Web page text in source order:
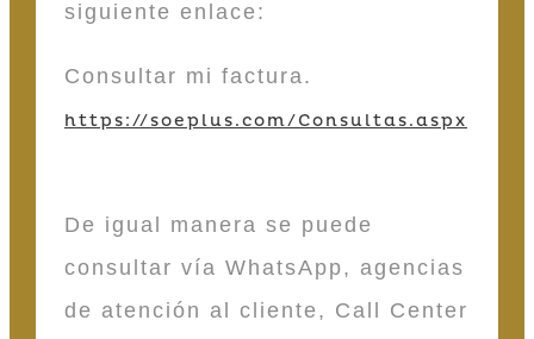
siguiente enlace:
Consultar mi factura.
https://soeplus.com/Consultas.aspx
De igual manera se puede
consultar vía WhatsApp, agencias
de atención al cliente, Call Center